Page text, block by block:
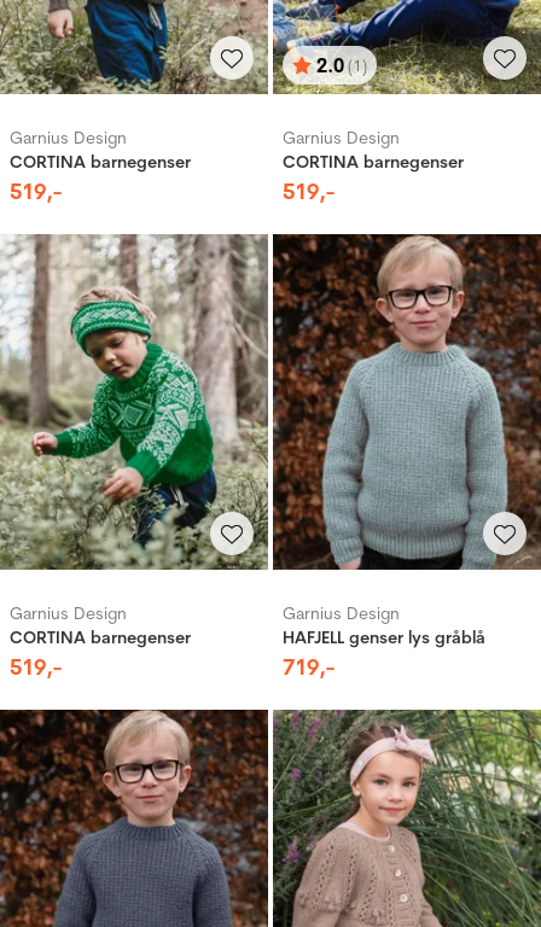
Garnius Design
CORTINA barnegenser
519,-
Karakter:
2.0(1)
av 5 mulige
Garnius Design
CORTINA barnegenser
519,-
Garnius Design
CORTINA barnegenser
519,-
Garnius Design
HAFJELL genser lys gråblå
719,-